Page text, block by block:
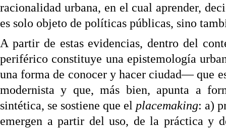
racionalidad urbana, en el cual aprender,
es solo objeto de políticas públicas, sino
A partir de estas evidencias, dentro del
periférico constituye una epistemología
una forma de conocer y hacer ciudad— que
modernista y que, más bien, apunta a
sintética, se sostiene que el placemaking: a)
emergen a partir del uso, de la práctica y